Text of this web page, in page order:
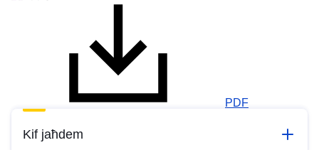
PDF
Kif jaħdem